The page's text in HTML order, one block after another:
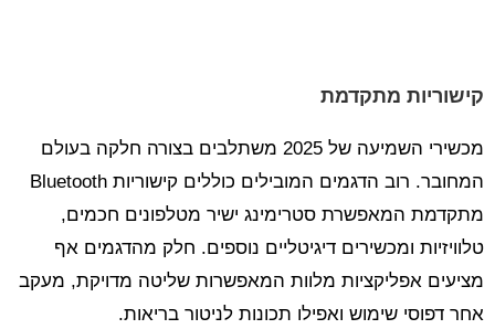
קישוריות מתקדמת
מכשירי השמיעה של 2025 משתלבים בצורה חלקה בעולם
המחובר. רוב הדגמים המובילים כוללים קישוריות Bluetooth
מתקדמת המאפשרת סטרימינג ישיר מטלפונים חכמים,
טלוויזיות ומכשירים דיגיטליים נוספים. חלק מהדגמים אף
מציעים אפליקציות מלוות המאפשרות שליטה מדויקת, מעקב
אחר דפוסי שימוש ואפילו תכונות לניטור בריאות.